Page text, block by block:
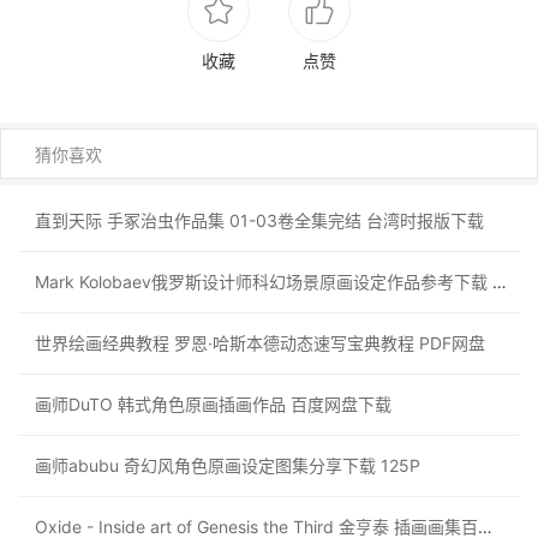
收藏 点赞
猜你喜欢
直到天际 手冢治虫作品集 01-03卷全集完结 台湾时报版下载
Mark Kolobaev俄罗斯设计师科幻场景原画设定作品参考下载 108p
世界绘画经典教程 罗恩·哈斯本德动态速写宝典教程 PDF网盘
画师DuTO 韩式角色原画插画作品 百度网盘下载
画师abubu 奇幻风角色原画设定图集分享下载 125P
Oxide - Inside art of Genesis the Third 金亨泰 插画画集百度网盘下载